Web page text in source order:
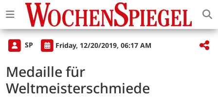
SP Friday, 12/20/2019, 06:17 AM
Medaille für
Weltmeisterschmiede